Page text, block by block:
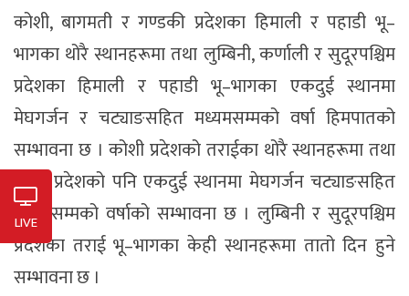
कोशी, बागमती र गण्डकी प्रदेशका हिमाली र पहाडी भू–
भागका थोरै स्थानहरूमा तथा लुम्बिनी, कर्णाली र सुदूरपश्चिम
प्रदेशका हिमाली र पहाडी भू–भागका एकदुई स्थानमा
मेघगर्जन र चट्याङसहित मध्यमसम्मको वर्षा हिमपातको
सम्भावना छ । कोशी प्रदेशको तराईका थोरै स्थानहरूमा तथा
मधेस प्रदेशको पनि एकदुई स्थानमा मेघगर्जन चट्याङसहित
मध्यमसम्मको वर्षाको सम्भावना छ । लुम्बिनी र सुदूरपश्चिम
प्रदेशका तराई भू–भागका केही स्थानहरूमा तातो दिन हुने
सम्भावना छ ।
LIVE